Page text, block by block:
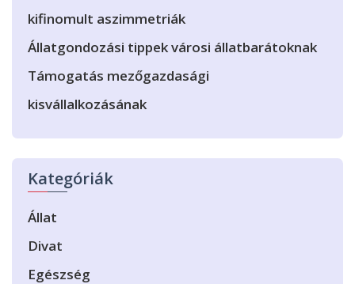
kifinomult aszimmetriák
Állatgondozási tippek városi állatbarátoknak
Támogatás mezőgazdasági
kisvállalkozásának
Kategóriák
Állat
Divat
Egészség